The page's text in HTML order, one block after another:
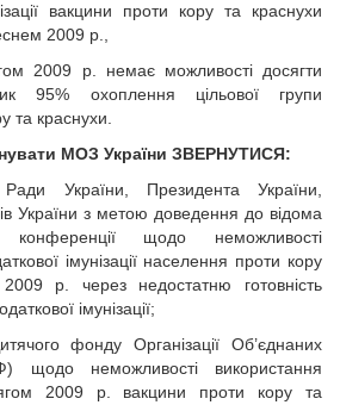
вакцини проти кору та краснухи
2009 р.,
2009 р. немає можливості досягти
95% охоплення цільової групи
та краснухи.
МОЗ України ЗВЕРНУТИСЯ:
України, Президента України,
України з метою доведення до відома
конференції щодо неможливості
імунізації населення проти кору
р. через недостатню готовність
імунізації;
фонду Організації Об’єднаних
щодо неможливості використання
2009 р. вакцини проти кору та